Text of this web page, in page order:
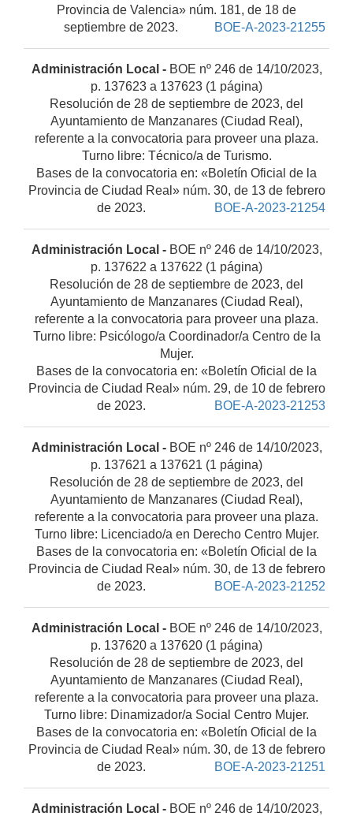
Provincia de Valencia» núm. 181, de 18 de
septiembre de 2023.
BOE-A-2023-21255
Administración Local - BOE nº 246 de 14/10/2023,
p. 137623 a 137623 (1 página)
Resolución de 28 de septiembre de 2023, del
Ayuntamiento de Manzanares (Ciudad Real),
referente a la convocatoria para proveer una plaza.
Turno libre: Técnico/a de Turismo.
Bases de la convocatoria en: «Boletín Oficial de la
Provincia de Ciudad Real» núm. 30, de 13 de febrero
de 2023.
BOE-A-2023-21254
Administración Local - BOE nº 246 de 14/10/2023,
p. 137622 a 137622 (1 página)
Resolución de 28 de septiembre de 2023, del
Ayuntamiento de Manzanares (Ciudad Real),
referente a la convocatoria para proveer una plaza.
Turno libre: Psicólogo/a Coordinador/a Centro de la
Mujer.
Bases de la convocatoria en: «Boletín Oficial de la
Provincia de Ciudad Real» núm. 29, de 10 de febrero
de 2023.
BOE-A-2023-21253
Administración Local - BOE nº 246 de 14/10/2023,
p. 137621 a 137621 (1 página)
Resolución de 28 de septiembre de 2023, del
Ayuntamiento de Manzanares (Ciudad Real),
referente a la convocatoria para proveer una plaza.
Turno libre: Licenciado/a en Derecho Centro Mujer.
Bases de la convocatoria en: «Boletín Oficial de la
Provincia de Ciudad Real» núm. 30, de 13 de febrero
de 2023.
BOE-A-2023-21252
Administración Local - BOE nº 246 de 14/10/2023,
p. 137620 a 137620 (1 página)
Resolución de 28 de septiembre de 2023, del
Ayuntamiento de Manzanares (Ciudad Real),
referente a la convocatoria para proveer una plaza.
Turno libre: Dinamizador/a Social Centro Mujer.
Bases de la convocatoria en: «Boletín Oficial de la
Provincia de Ciudad Real» núm. 30, de 13 de febrero
de 2023.
BOE-A-2023-21251
Administración Local - BOE nº 246 de 14/10/2023,